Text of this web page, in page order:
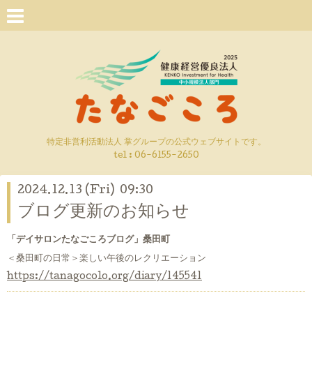
特定非営利活動法人 掌グループの公式ウェブサイトです。
tel : 06-6155-2650
2024.12.13 (Fri) 09:30
ブログ更新のお知らせ
「デイサロンたなごころブログ」桑田町
＜桑田町の日常＞楽しい午後のレクリエーション
https://tanagocolo.org/diary/145541